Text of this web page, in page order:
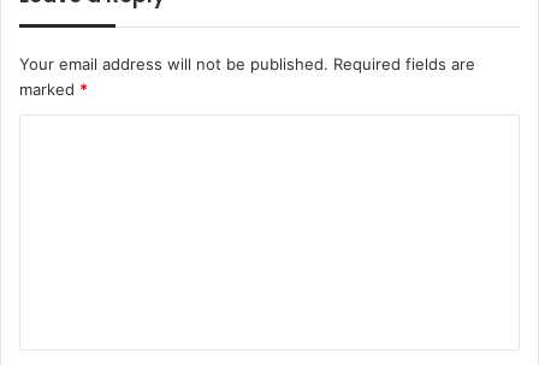
Your email address will not be published. Required fields are
marked *
t